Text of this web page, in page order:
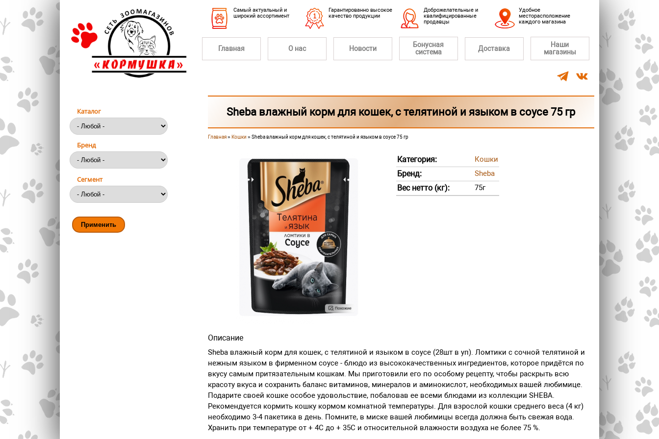
Перейти к основному содержанию
Cамый актуальный и
широкий ассортимент
Гарантированно высокое
качество продукции
Доброжелательные и
квалифицированные
продавцы
Удобное
месторасположение
каждого магазина
Главная О нас Новости
Бонусная
система
Доставка
Наши
магазины
Sheba влажный корм для кошек, с телятиной и языком в соусе 75 гр
Вы здесь
Главная» Кошки » Sheba влажный корм для кошек, с телятиной и языком в соусе 75 гр
Категория: Кошки
Бренд: Sheba
Вес нетто (кг): 75г
Описание
Sheba влажный корм для кошек, с телятиной и языком в соусе (28шт в уп). Ломтики с сочной телятиной и
нежным языком в фирменном соусе - блюдо из высококачественных ингредиентов, которое придётся по
вкусу самым притязательным кошкам. Мы приготовили его по особому рецепту, чтобы раскрыть всю
красоту вкуса и сохранить баланс витаминов, минералов и аминокислот, необходимых вашей любимице.
Подарите своей кошке особое удовольствие, побаловав ее всеми блюдами из коллекции SHEBA.
Рекомендуется кормить кошку кормом комнатной температуры. Для взрослой кошки среднего веса (4 кг)
необходимо 3-4 пакетика в день. Помните, в миске вашей любимицы всегда должна быть свежая вода.
Хранить при температуре от + 4С до + 35С и относительной влажности воздуха не более 75 %.
Каталог
Бренд
Сегмент